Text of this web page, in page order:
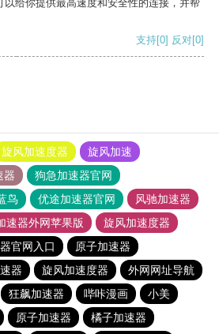
给你提供最高速度和安全性的连接，并帮
支持[0] 反对[0]
旋风加速度器
旋风加速
器
狗急加速器官网
鸟 优途加速器官网
风驰加速器
速器外网苹果版
旋风加速度器
官网入口
原子加速器
器 旋风加速度器
外网网址导航
狂飙加速器 哔咔漫画
小美
原子加速器
橘子加速器